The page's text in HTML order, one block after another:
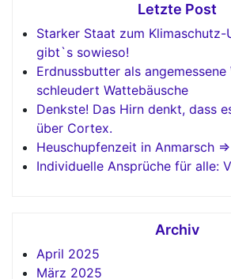
Letzte Post
Starker Staat zum Klimaschutz-
gibt`s sowieso!
Erdnussbutter als
schleudert Wattebäusche
Denkste! Das Hirn denkt, dass
über Cortex.
Heuschupfenzeit in Anmarsch
Individuelle Ansprüche für alle:
Archiv
April 2025
März 2025